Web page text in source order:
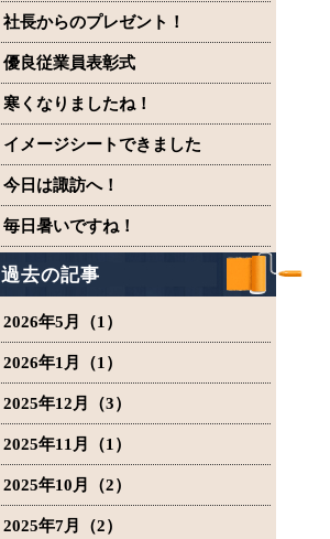
社長からのプレゼント！
優良従業員表彰式
寒くなりましたね！
イメージシートできました
今日は諏訪へ！
毎日暑いですね！
過去の記事
2026年5月（1）
2026年1月（1）
2025年12月（3）
2025年11月（1）
2025年10月（2）
2025年7月（2）